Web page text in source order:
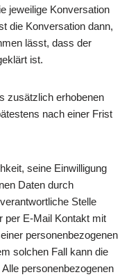
jeweilige Konversation
die Konversation dann,
lässt, dass der
ist.
zusätzlich erhobenen
nach einer Frist
seine Einwilligung
Daten durch
Stelle
per E-Mail Kontakt mit
personenbezogenen
solchen Fall kann die
personenbezogenen